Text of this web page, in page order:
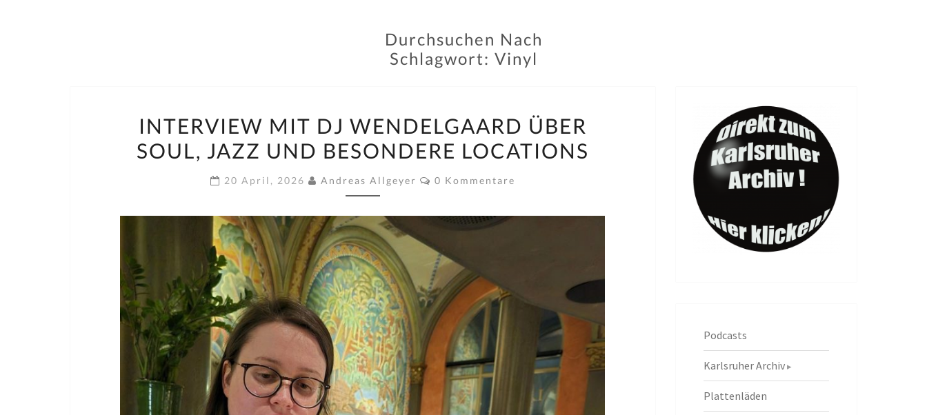
Durchsuchen Nach
Schlagwort: Vinyl
MIT
DJ
ÜBER
SOUL,
JAZZ
UND
BESONDERE
LOCATIONS
INTERVIEW MIT DJ WENDELGAARD ÜBER
SOUL, JAZZ UND BESONDERE LOCATIONS
20 April, 2026 Andreas Allgeyer Kommentare
0 Kommentare
Podcasts
Karlsruher Archiv
Plattenläden